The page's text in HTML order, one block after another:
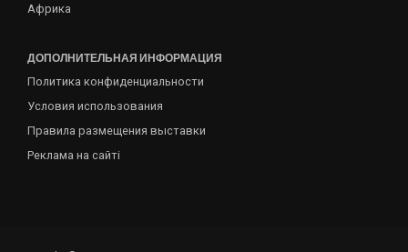
Африка
ДОПОЛНИТЕЛЬНАЯ ИНФОРМАЦИЯ
Политика конфиденциальности
Условия использования
Правила размещения выставки
Реклама на сайті